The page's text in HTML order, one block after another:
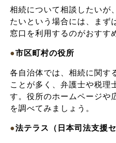
相続について相談したいが
たいという場合には、まず
窓口を利用するのがおすす
●市区町村の役所
各自治体では、相続に関す
ことが多く、弁護士や税理
す。役所のホームページや
を調べてみましょう。
●法テラス（日本司法支援セ